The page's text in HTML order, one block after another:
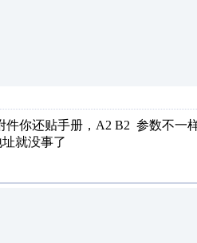
件你还贴手册，A2 B2 参数不
就没事了